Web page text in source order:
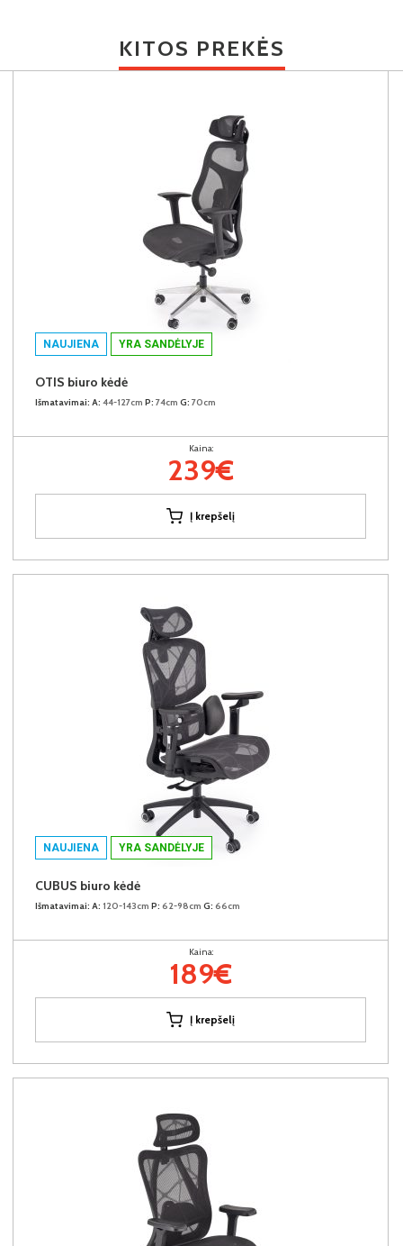
KITOS PREKĖS
NAUJIENA YRA SANDĖLYJE
OTIS biuro kėdė
Išmatavimai: A: 44-127cm P: 74cm G: 70cm
Kaina:
239€
Į krepšelį
NAUJIENA YRA SANDĖLYJE
CUBUS biuro kėdė
Išmatavimai: A: 120-143cm P: 62-98cm G: 66cm
Kaina:
189€
Į krepšelį